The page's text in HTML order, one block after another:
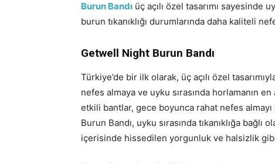
Burun Bandı üç açılı özel tasarımı sayesinde
burun tıkanıklığı durumlarında daha kaliteli
Getwell Night Burun Bandı
Türkiye’de bir ilk olarak, üç açılı özel
nefes almaya ve uyku sırasında horlamanın
etkili bantlar, gece boyunca rahat nefes
Burun Bandı, uyku sırasında tıkanıklığa bağlı
içerisinde hissedilen yorgunluk ve halsizlik